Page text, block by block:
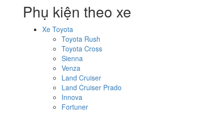
Phụ kiện theo xe
Xe Toyota
Toyota Rush
Toyota Cross
Sienna
Venza
Land Cruiser
Land Cruiser Prado
Innova
Fortuner